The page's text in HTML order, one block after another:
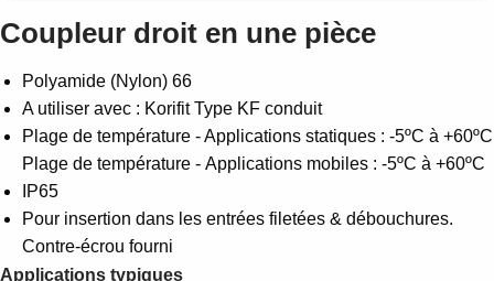
Services
A propos
Où acheter
Contactez-nous
Carrières
Coupleur droit en une pièce
Polyamide (Nylon) 66
A utiliser avec : Korifit Type KF conduit
Plage de température - Applications statiques : -5ºC à +60ºC
Plage de température - Applications mobiles : -5ºC à +60ºC
IP65
Pour insertion dans les entrées filetées & débouchures.
Contre-écrou fourni
Applications typiques